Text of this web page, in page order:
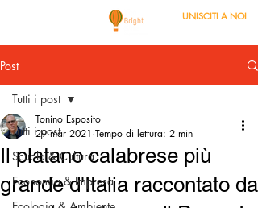
UNISCITI A NOI
Post
Tutti i post
Scuola & Cultura
Economia & Impresa
Tutti i post
Il platano calabrese più
grande d'Italia raccontato da
Tonino Esposito
29 mar 2021 Tempo di lettura: 2 min